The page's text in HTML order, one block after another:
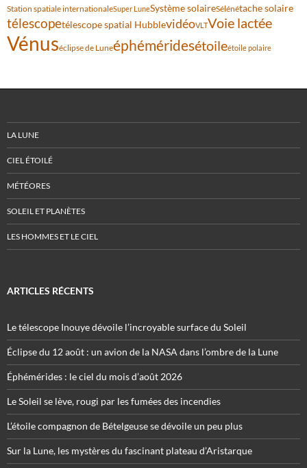
Station spatiale internationaleSuper LuneSystème solaireSélénétache solaire
télescopetélescope spatial HubblevidéoVLTVoie lactée
Vénuséclipse de Luneéphéméridesétoileétoile polaire
LA LUNE
CIEL ÉTOILÉ
MÉTÉORES
SOLEIL ET PLANÈTES
LES HOMMES ET LE CIEL
ARTICLES RÉCENTS
Le télescope Inouye dévoile l’incroyable surface du Soleil
Éclipse du 12 août : un avion de la NASA dans l’ombre de la Lune
Éphémérides : le ciel du mois d’août 2026
Le Soleil se lève, rougi par les fumées des incendies
L’étoile compagnon de Bételgeuse se dévoile un peu plus
Sur la Lune, les mystères du fascinant plateau d’Aristarque